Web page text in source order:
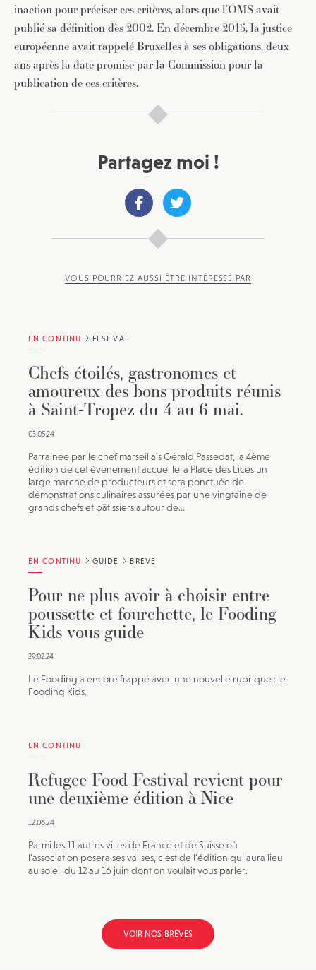
inaction pour préciser ces critères, alors que l’OMS avait
publié sa définition dès 2002. En décembre 2015, la justice
européenne avait rappelé Bruxelles à ses obligations, deux
ans après la date promise par la Commission pour la
publication de ces critères.
Partagez moi !
VOUS POURRIEZ AUSSI ÊTRE INTÉRESSÉ PAR
EN CONTINU FESTIVAL
Chefs étoilés, gastronomes et
amoureux des bons produits réunis
à Saint-Tropez du 4 au 6 mai.
03.05.24
Parrainée par le chef marseillais Gérald Passedat, la 4ème
édition de cet événement accueillera Place des Lices un
large marché de producteurs et sera ponctuée de
démonstrations culinaires assurées par une vingtaine de
grands chefs et pâtissiers autour de...
EN CONTINU GUIDE BRÈVE
Pour ne plus avoir à choisir entre
poussette et fourchette, le Fooding
Kids vous guide
29.02.24
Le Fooding a encore frappé avec une nouvelle rubrique : le
Fooding Kids.
EN CONTINU
Refugee Food Festival revient pour
une deuxième édition à Nice
12.06.24
Parmi les 11 autres villes de France et de Suisse où
l’association posera ses valises, c’est de l’édition qui aura lieu
au soleil du 12 au 16 juin dont on voulait vous parler.
VOIR NOS BRÈVES